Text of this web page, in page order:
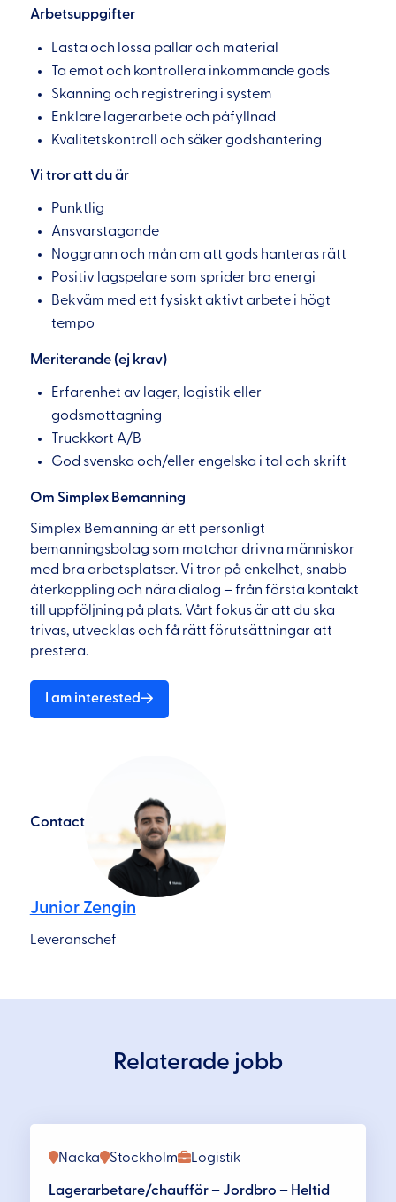
Arbetsuppgifter
Lasta och lossa pallar och material
Ta emot och kontrollera inkommande gods
Skanning och registrering i system
Enklare lagerarbete och påfyllnad
Kvalitetskontroll och säker godshantering
Vi tror att du är
Punktlig
Ansvarstagande
Noggrann och mån om att gods hanteras rätt
Positiv lagspelare som sprider bra energi
Bekväm med ett fysiskt aktivt arbete i högt
tempo
Meriterande (ej krav)
Erfarenhet av lager, logistik eller
godsmottagning
Truckkort A/B
God svenska och/eller engelska i tal och skrift
Om Simplex Bemanning
Simplex Bemanning är ett personligt
bemanningsbolag som matchar drivna människor
med bra arbetsplatser. Vi tror på enkelhet, snabb
återkoppling och nära dialog – från första kontakt
till uppföljning på plats. Vårt fokus är att du ska
trivas, utvecklas och få rätt förutsättningar att
prestera.
I am interested
Contact
Junior Zengin
Leveranschef
Relaterade jobb
Logistik
Nacka Stockholm
Lagerarbetare/chaufför – Jordbro – Heltid